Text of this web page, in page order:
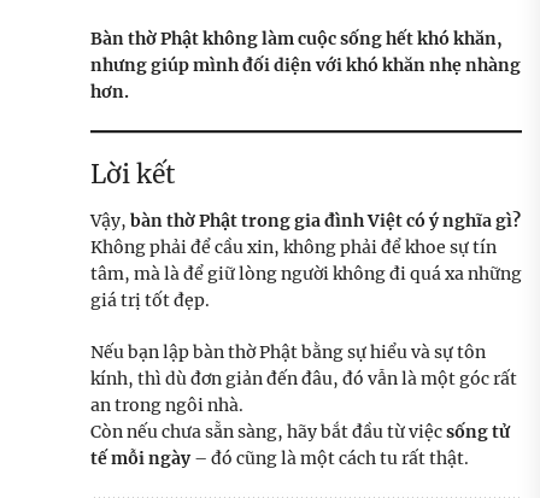
Bàn thờ Phật không làm cuộc sống hết khó khăn,
nhưng giúp mình đối diện với khó khăn nhẹ nhàng
hơn.
Lời kết
Vậy, bàn thờ Phật trong gia đình Việt có ý nghĩa gì?
Không phải để cầu xin, không phải để khoe sự tín
tâm, mà là để giữ lòng người không đi quá xa những
giá trị tốt đẹp.
Nếu bạn lập bàn thờ Phật bằng sự hiểu và sự tôn
kính, thì dù đơn giản đến đâu, đó vẫn là một góc rất
an trong ngôi nhà.
Còn nếu chưa sẵn sàng, hãy bắt đầu từ việcsống tử
tế mỗi ngày– đó cũng là một cách tu rất thật.